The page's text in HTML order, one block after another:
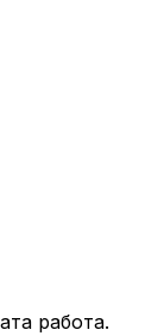
работа.